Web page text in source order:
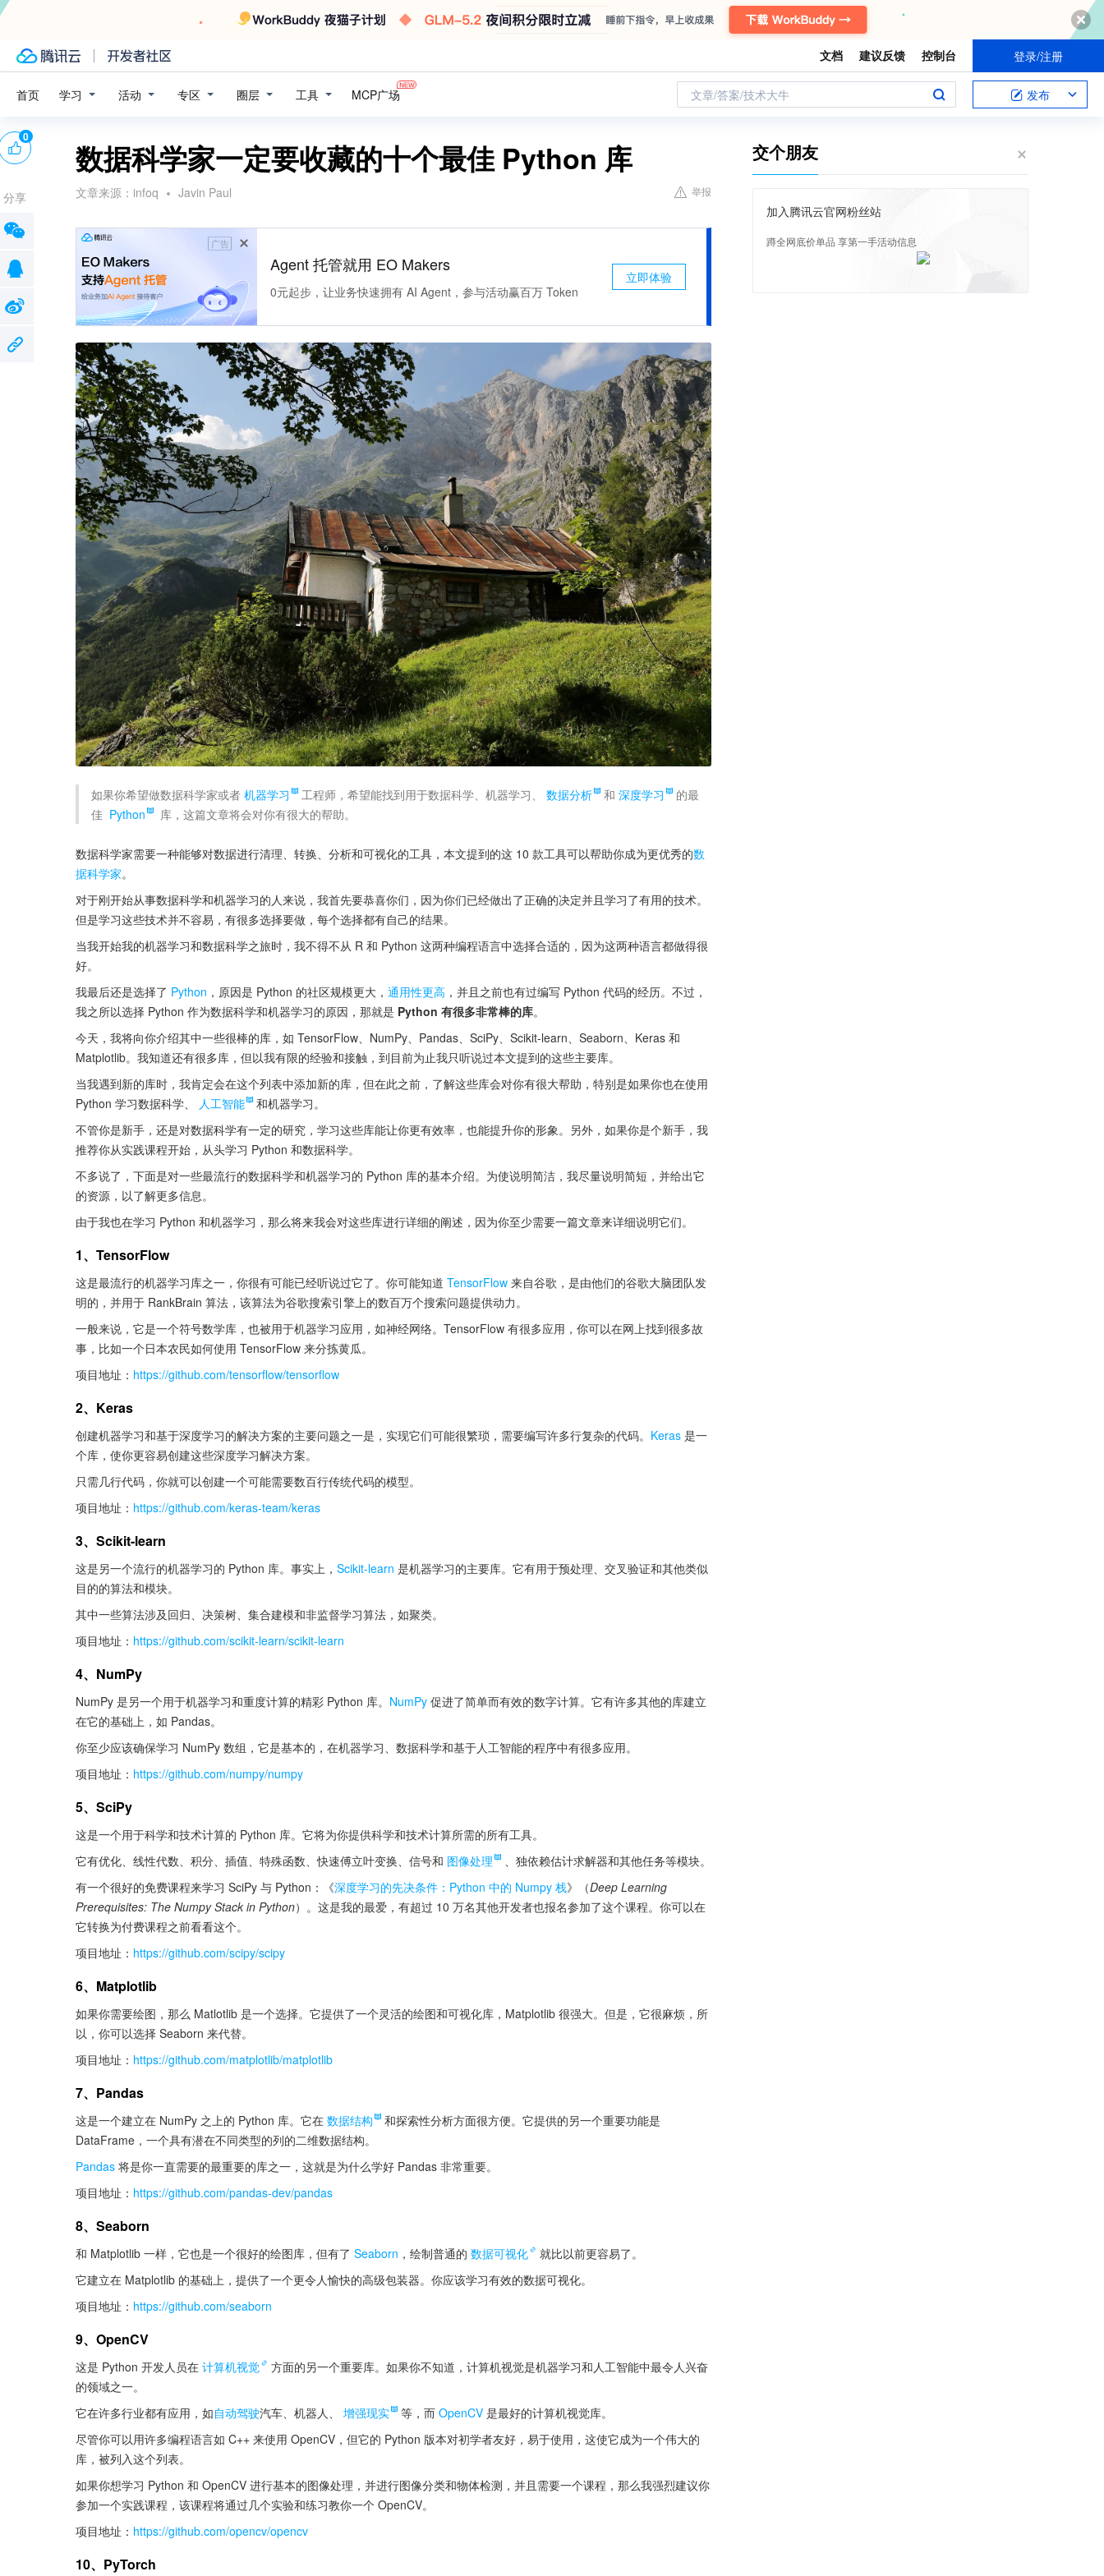
文档 建议反馈 控制台 登录/注册
首页 学习 活动 专区 圈层 工具 MCP广场 文章/答案/技术大牛 发布
数据科学家一定要收藏的十个最佳 Python 库
文章来源： infoq Javin Paul 举报
广告
Agent 托管就用 EO Makers
0元起步，让业务快速拥有 AI Agent，参与活动赢百万 Token
立即体验
如果你希望做数据科学家或者 机器学习 工程师，希望能找到用于数据科学、机器学习、 数据分析 和 深度学习
的最
佳 Python 库，这篇文章将会对你有很大的帮助。
数据科学家需要一种能够对数据进行清理、转换、分析和可视化的工具，本文提到的这 10 款工具可以帮助你成为更优秀的数
据科学家。
对于刚开始从事数据科学和机器学习的人来说，我首先要恭喜你们，因为你们已经做出了正确的决定并且学习了有用的技术。
但是学习这些技术并不容易，有很多选择要做，每个选择都有自己的结果。
当我开始我的机器学习和数据科学之旅时，我不得不从 R 和 Python 这两种编程语言中选择合适的，因为这两种语言都做得很
好。
我最后还是选择了 Python ，原因是 Python 的社区规模更大， 通用性更高 ，并且之前也有过编写 Python 代码的经历。不过，
我之所以选择 Python 作为数据科学和机器学习的原因，那就是 Python 有很多非常棒的库。
今天，我将向你介绍其中一些很棒的库，如 TensorFlow、NumPy、Pandas、SciPy、Scikit-learn、Seaborn、Keras 和
Matplotlib。我知道还有很多库，但以我有限的经验和接触，到目前为止我只听说过本文提到的这些主要库。
当我遇到新的库时，我肯定会在这个列表中添加新的库，但在此之前，了解这些库会对你有很大帮助，特别是如果你也在使用
Python 学习数据科学、
人工智能
和机器学习。
不管你是新手，还是对数据科学有一定的研究，学习这些库能让你更有效率，也能提升你的形象。另外，如果你是个新手，我
推荐你从实践课程开始，从头学习 Python 和数据科学。
不多说了，下面是对一些最流行的数据科学和机器学习的 Python 库的基本介绍。为使说明简洁，我尽量说明简短，并给出它
的资源，以了解更多信息。
由于我也在学习 Python 和机器学习，那么将来我会对这些库进行详细的阐述，因为你至少需要一篇文章来详细说明它们。
1、TensorFlow
这是最流行的机器学习库之一，你很有可能已经听说过它了。你可能知道 TensorFlow 来自谷歌，是由他们的谷歌大脑团队发
明的，并用于 RankBrain 算法，该算法为谷歌搜索引擎上的数百万个搜索问题提供动力。
一般来说，它是一个符号数学库，也被用于机器学习应用，如神经网络。TensorFlow 有很多应用，你可以在网上找到很多故
事，比如一个日本农民如何使用 TensorFlow 来分拣黄瓜。
项目地址： https://github.com/tensorflow/tensorflow
2、Keras
创建机器学习和基于深度学习的解决方案的主要问题之一是，实现它们可能很繁琐，需要编写许多行复杂的代码。 Keras 是一
个库，使你更容易创建这些深度学习解决方案。
只需几行代码，你就可以创建一个可能需要数百行传统代码的模型。
项目地址： https://github.com/keras-team/keras
3、Scikit-learn
这是另一个流行的机器学习的 Python 库。事实上， Scikit-learn 是机器学习的主要库。它有用于预处理、交叉验证和其他类似
目的的算法和模块。
其中一些算法涉及回归、决策树、集合建模和非监督学习算法，如聚类。
项目地址： https://github.com/scikit-learn/scikit-learn
4、NumPy
NumPy 是另一个用于机器学习和重度计算的精彩 Python 库。 NumPy 促进了简单而有效的数字计算。它有许多其他的库建立
在它的基础上，如 Pandas。
你至少应该确保学习 NumPy 数组，它是基本的，在机器学习、数据科学和基于人工智能的程序中有很多应用。
项目地址： https://github.com/numpy/numpy
5、SciPy
这是一个用于科学和技术计算的 Python 库。它将为你提供科学和技术计算所需的所有工具。
它有优化、线性代数、积分、插值、特殊函数、快速傅立叶变换、信号和 图像处理
、独依赖估计求解器和其他任务等模块。
有一个很好的免费课程来学习 SciPy 与 Python：《深度学习的先决条件：Python 中的 Numpy 栈》（Deep Learning
Prerequisites: The Numpy Stack in Python）。这是我的最爱，有超过 10 万名其他开发者也报名参加了这个课程。你可以在
它转换为付费课程之前看看这个。
项目地址： https://github.com/scipy/scipy
6、Matplotlib
如果你需要绘图，那么 Matlotlib 是一个选择。它提供了一个灵活的绘图和可视化库，Matplotlib 很强大。但是，它很麻烦，所
以，你可以选择 Seaborn 来代替。
项目地址： https://github.com/matplotlib/matplotlib
7、Pandas
这是一个建立在 NumPy 之上的 Python 库。它在 数据结构
和探索性分析方面很方便。它提供的另一个重要功能是
DataFrame，一个具有潜在不同类型的列的二维数据结构。
Pandas 将是你一直需要的最重要的库之一，这就是为什么学好 Pandas 非常重要。
项目地址： https://github.com/pandas-dev/pandas
8、Seaborn
和 Matplotlib 一样，它也是一个很好的绘图库，但有了 Seaborn ，绘制普通的 数据可视化
就比以前更容易了。
它建立在 Matplotlib 的基础上，提供了一个更令人愉快的高级包装器。你应该学习有效的数据可视化。
项目地址： https://github.com/seaborn
9、OpenCV
这是 Python 开发人员在 计算机视觉
方面的另一个重要库。如果你不知道，计算机视觉是机器学习和人工智能中最令人兴奋
的领域之一。
它在许多行业都有应用，如自动驾驶汽车、机器人、 增强现实 等，而 OpenCV 是最好的计算机视觉库。
尽管你可以用许多编程语言如 C++ 来使用 OpenCV，但它的 Python 版本对初学者友好，易于使用，这使它成为一个伟大的
库，被列入这个列表。
如果你想学习 Python 和 OpenCV 进行基本的图像处理，并进行图像分类和物体检测，并且需要一个课程，那么我强烈建议你
参加一个实践课程，该课程将通过几个实验和练习教你一个 OpenCV。
项目地址： https://github.com/opencv/opencv
10、PyTorch
0
分享
交个朋友
加入腾讯云官网粉丝站
蹲全网底价单品 享第一手活动信息